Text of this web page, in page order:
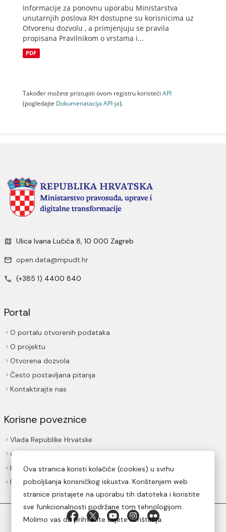
Informacije za ponovnu uporabu Ministarstva
unutarnjih poslova RH dostupne su korisnicima uz
Otvorenu dozvolu , a primjenjuju se pravila
propisana Pravilnikom o vrstama i...
PDF
Također možete pristupiti ovom registru koristeći API
(pogledajte Dokumenаtаcijа API-jа).